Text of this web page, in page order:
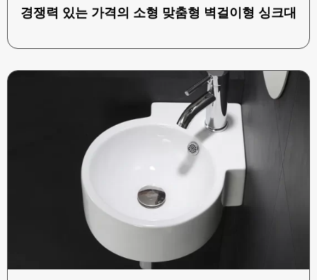
경쟁력 있는 가격의 소형 맞춤형 벽걸이형 싱크대